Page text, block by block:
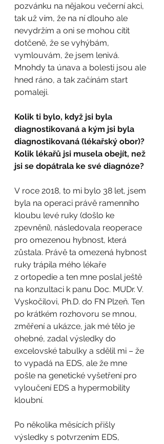
pozvánku na nějakou večerní akci,
tak už vím, že na ní dlouho ale
nevydržím a oni se mohou cítit
dotčeně, že se vyhýbám,
vymlouvám, že jsem lenivá.
Mnohdy ta únava a bolesti jsou ale
hned ráno, a tak začínám start
pomaleji.
Kolik ti bylo, když jsi byla
diagnostikovaná a kým jsi byla
diagnostikovaná (lékařský obor)?
Kolik lékařů jsi musela obejít, než
jsi se dopátrala ke své diagnóze?
V roce 2018, to mi bylo 38 let, jsem
byla na operaci právě ramenního
kloubu levé ruky (došlo ke
zpevnění), následovala reoperace
pro omezenou hybnost, která
zůstala. Právě ta omezená hybnost
ruky trápila mého lékaře
z ortopedie a ten mne poslal ještě
na konzultaci k panu Doc. MUDr. V.
Vyskočilovi, Ph.D. do FN Plzeň. Ten
po krátkém rozhovoru se mnou,
změření a ukázce, jak mé tělo je
ohebné, zadal výsledky do
excelovské tabulky a sdělil mi – že
to vypadá na EDS, ale že mne
pošle na genetické vyšetření pro
vyloučení EDS a hypermobility
kloubní.
Po několika měsících přišly
výsledky s potvrzením EDS,